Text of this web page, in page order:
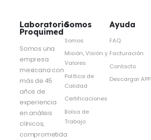
Laboratorio
Proquimed
Somos una
empresa
mexicana con
más de 45
años de
experiencia
en análisis
clínicos,
comprometida
Somos
Somos
Misión, Visión y
Valores
Política de
Calidad
Certificaciones
Bolsa de
Trabajo
Ayuda
FAQ
Facturación
Contacto
Descargar APP